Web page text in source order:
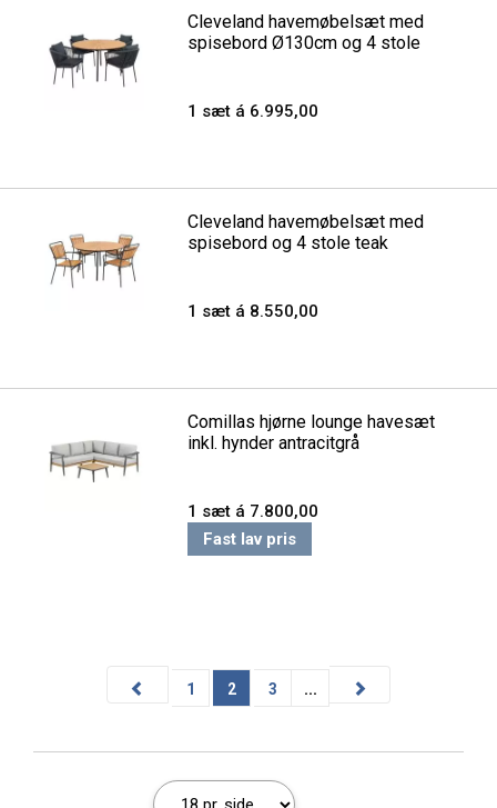
Cleveland havemøbelsæt med
spisebord Ø130cm og 4 stole
1 sæt á 6.995,00
Cleveland havemøbelsæt med
spisebord og 4 stole teak
1 sæt á 8.550,00
Comillas hjørne lounge havesæt
inkl. hynder antracitgrå
1 sæt á 7.800,00
Fast lav pris
1 2 3 ...